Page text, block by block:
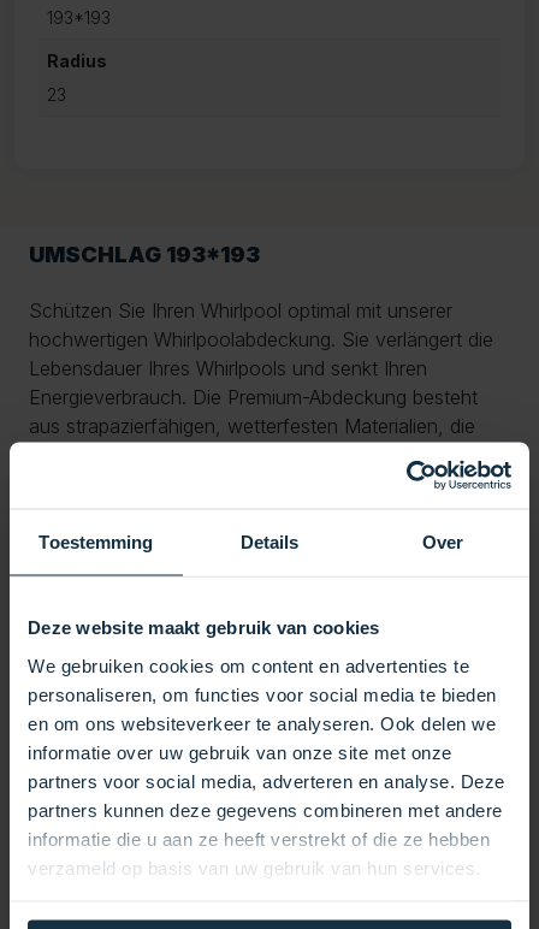
Toestemming Details Over
Deze website maakt gebruik van cookies
We gebruiken cookies om content en advertenties te
personaliseren, om functies voor social media te bieden
en om ons websiteverkeer te analyseren. Ook delen we
informatie over uw gebruik van onze site met onze
partners voor social media, adverteren en analyse. Deze
partners kunnen deze gegevens combineren met andere
informatie die u aan ze heeft verstrekt of die ze hebben
verzameld op basis van uw gebruik van hun services.
193*193
Radius
23
UMSCHLAG 193*193
Schützen Sie Ihren Whirlpool optimal mit unserer
hochwertigen Whirlpoolabdeckung. Sie verlängert die
Lebensdauer Ihres Whirlpools und senkt Ihren
Energieverbrauch. Die Premium-Abdeckung besteht
aus strapazierfähigen, wetterfesten Materialien, die
Regen, UV-Strahlung, Schmutz und Frost zuverlässig
widerstehen. Dank der dicken Isolierung wird die
schneller die gewünschte Temperatur erreicht und Sie
deutlich Energiekosten sparen. Verstärkte Nähte und
Abdeckung auch bei starkem Wind sicher an ihrem
Platz bleibt. Die Abdeckung passt perfekt über Ihren
Whirlpool und lässt sich dank praktischer Griffe
mühelos öffnen und schließen. Mit ihrem eleganten
und modernen Design verleiht diese
Whirlpoolabdeckung Ihrem Außenbereich ein
gepflegtes und luxuriöses Ambiente.
Vorteile auf einen Blick: